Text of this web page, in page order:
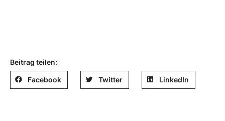
Beitrag teilen:
Facebook Twitter LinkedIn